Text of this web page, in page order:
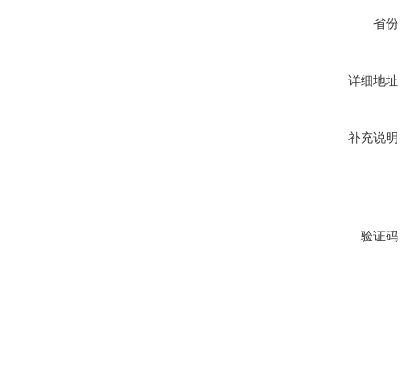
省份
详细地址
补充说明
验证码